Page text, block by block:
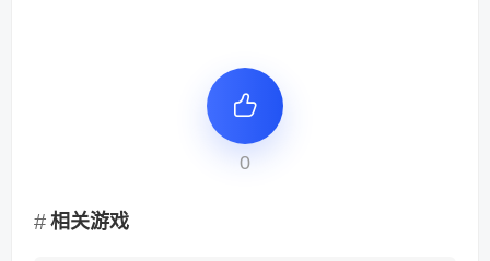
0
相关游戏